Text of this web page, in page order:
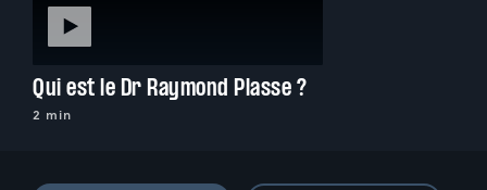
Qui est le Dr Raymond Plasse ?
2 min